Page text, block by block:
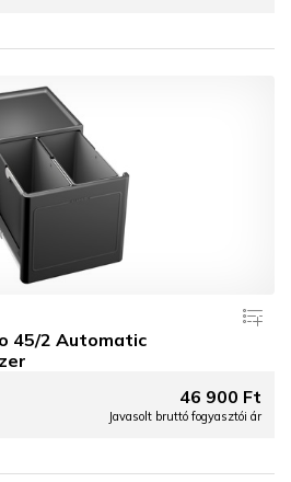
45/2 Automatic
46 900 Ft
Javasolt bruttó fogyasztói ár